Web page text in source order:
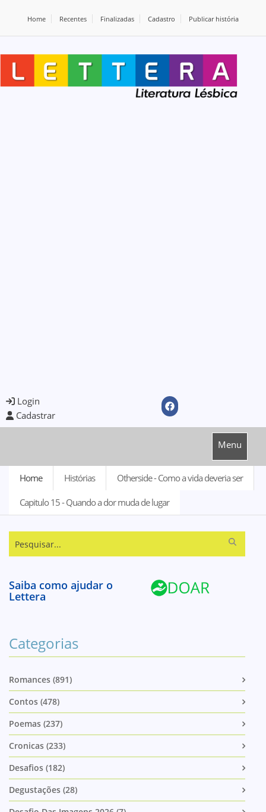
Home Recentes Finalizadas Cadastro Publicar história
Login
Cadastrar
Menu
Home Histórias Otherside - Como a vida deveria ser
Capitulo 15 - Quando a dor muda de lugar
Saiba como ajudar o
Lettera
Categorias
Romances (891)
Contos (478)
Poemas (237)
Cronicas (233)
Desafios (182)
Degustações (28)